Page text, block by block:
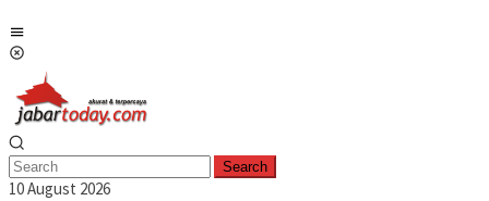
to
content
Search
10 August 2026